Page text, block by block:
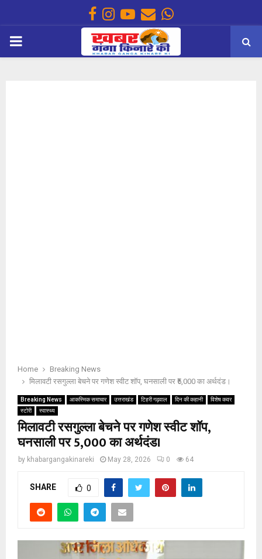
Facebook
Instagram
Youtube
EmailWhatsapp
PRIMARY
Home
Breaking News
मिलावटी रसगुल्ला बेचने पर गणेश स्वीट शॉप, घनसाली पर ₹5,000 का अर्थदंड।
Breaking News आकस्मिक समाचार उत्तराखंड टिहरी गढ़वाल दिन की कहानी
विशेष कवर
स्टोरी
स्वास्थ्य
मिलावटी रसगुल्ला बेचने पर गणेश स्वीट शॉप,
घनसाली पर ₹5,000 का अर्थदंड।
by khabargangakinareki May 28, 2026 0 64
SHARE 0